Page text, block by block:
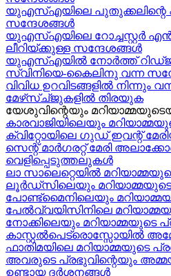
യുഎസ്എയിലെ പുതുക്കലിന്റെ
സന്ദേശങ്ങള്‍
യുഎസ്എയിലെ റോച്ചസ്റ്റർ
ലീറിയ്ക്കുള്ള സന്ദേശങ്ങൾ
യുഎസ്എയിൽ നോർത്ത്
സ്വിനിയെ-കൈലിനു വന്ന
വിവിധ ഉറവിടങ്ങളിൽ നിന്നും
മേഴ്‍സ്ച്ജുകളിൽ തിരയുക
യേശുവിന്റെയും
കാരവാജിയിലെയും
ക്വിറ്റോയിലെ ഗുഡ് ഇവന്റ്
സെന്റ് മാർഗരറ്റ് മേരി
വെളിപ്പെടുത്തലുകൾ
ലാ സാലെറ്റെയിൽ
ലൂർഡ്സിലെയും
പോണ്ട്മൈനിലെയും
പേൽവ്വയിസിനിലെ
നോക്കിലെയും മറിയാമ്മയുടെ
കാസ്റ്റൽപെട്രൊസ്സോയിൽ
ഫാതിമയിലെ മറിയാമ്മയുടെ
അവരുടെ പ്രഭുവിന്റെയും
ഉണ്ടായ ദർശനങ്ങൾ